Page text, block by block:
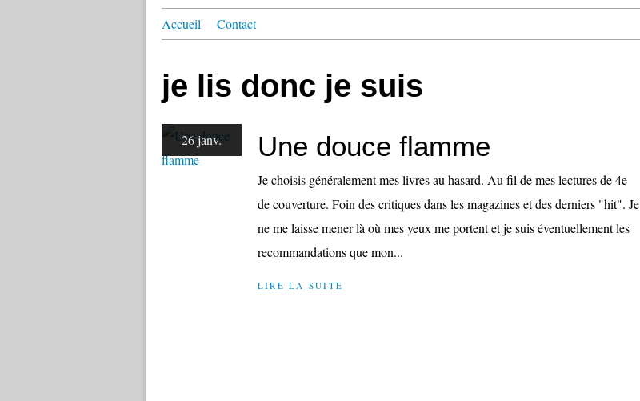
Accueil Contact
je lis donc je suis
26 janv. Une douce flamme
Je choisis généralement mes livres au hasard. Au fil de mes lectures de 4e
de couverture. Foin des critiques dans les magazines et des derniers "hit". Je
ne me laisse mener là où mes yeux me portent et je suis éventuellement les
recommandations que mon...
LIRE LA SUITE